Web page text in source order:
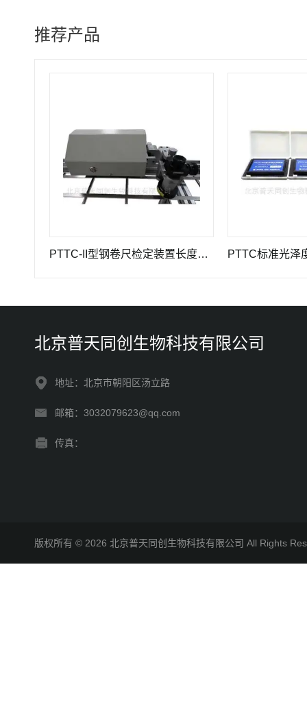
推荐产品
PTTC-II型钢卷尺检定装置长度计量仪器 PTTC标准光泽度板-
北京普天同创生物科技有限公司
地址：北京市朝阳区汤立路
邮箱：3032079623@qq.com
传真：
版权所有 © 2026 北京普天同创生物科技有限公司 All Rights